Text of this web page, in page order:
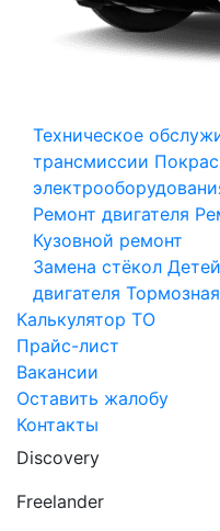
Техническое
трансмиссии
Ремонт двигателя
Кузовной ремонт
Замена стёкол
двигателя
Калькулятор ТО
Прайс-лист
Вакансии
Оставить жалобу
Контакты
Discovery
Freelander